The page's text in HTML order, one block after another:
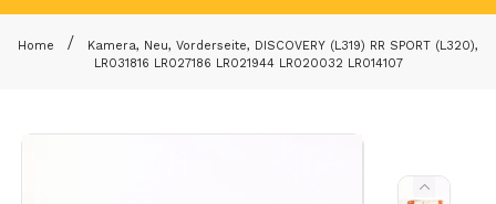
Home
Kamera, Neu, Vorderseite, DISCOVERY (L319) RR SPORT (L320),
LR031816 LR027186 LR021944 LR020032 LR014107